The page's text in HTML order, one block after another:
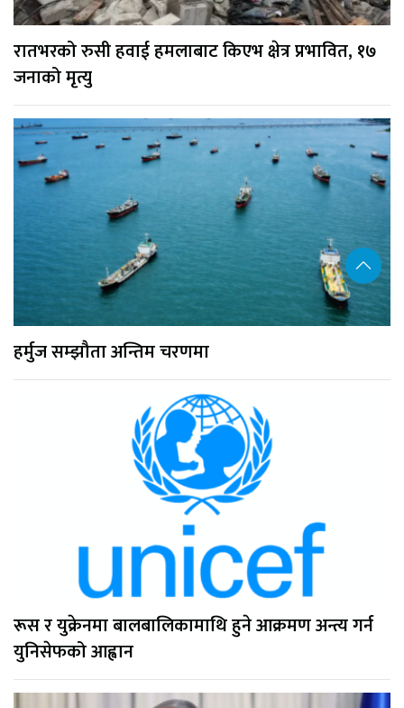
रातभरको रुसी हवाई हमलाबाट किएभ क्षेत्र प्रभावित, १७
जनाको मृत्यु
हर्मुज सम्झौता अन्तिम चरणमा
रूस र युक्रेनमा बालबालिकामाथि हुने आक्रमण अन्त्य गर्न
युनिसेफको आह्वान